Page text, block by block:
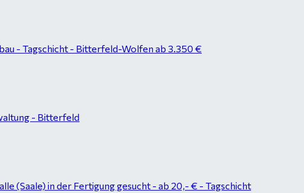
- Tagschicht - Bitterfeld-Wolfen ab 3.350 €
- Bitterfeld
(Saale) in der Fertigung gesucht - ab 20,- € - Tagschicht